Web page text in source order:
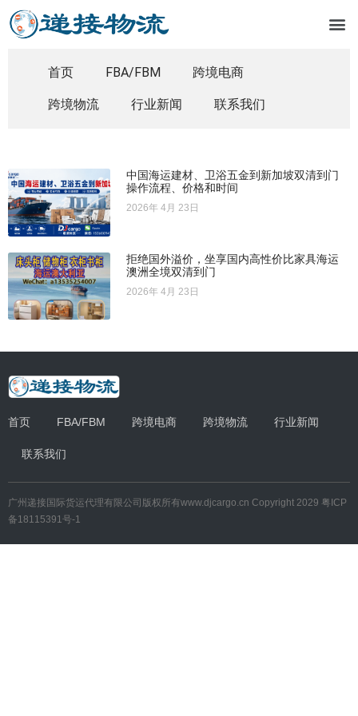
首页 FBA/FBM 跨境电商
跨境物流 行业新闻 联系我们
中国海运建材、卫浴五金到新加坡双清到门
操作流程、价格和时间
2026年 4月 23日
拒绝国外溢价，坐享国内高性价比家具海运
澳洲全境双清到门
2026年 4月 23日
首页 FBA/FBM 跨境电商 跨境物流 行业新闻
联系我们
广州递接国际货运代理有限公司 版权所有www.djcargo.cn Copyright 2029 粤ICP
备18115391号-1